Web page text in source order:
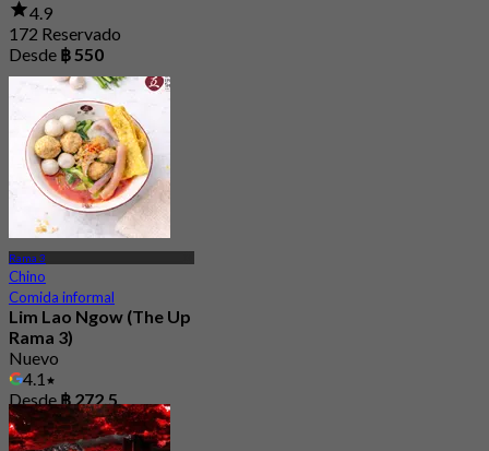
4.9
172 Reservado
Desde ฿ 550
Rama 3
Chino
Comida informal
Lim Lao Ngow (The Up
Rama 3)
Nuevo
4.1
Desde฿ 272.5